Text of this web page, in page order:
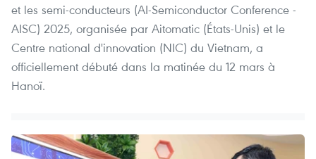
et les semi-conducteurs (AI-Semiconductor Conference -
AISC) 2025, organisée par Aitomatic (États-Unis) et le
Centre national d'innovation (NIC) du Vietnam, a
officiellement débuté dans la matinée du 12 mars à
Hanoï.